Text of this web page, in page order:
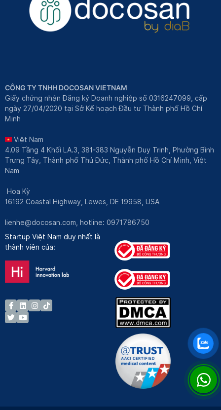
CÔNG TY TNHH DOCOSAN VIETNAM
Giấy chứng nhận Đăng ký Doanh nghiệp số 0316247099, cấp
ngày 27/04/2020 tại Sở Kế hoạch Đầu tư Thành phố Hồ Chí
Minh
Việt Nam
4.09 Tầng 4 Khối LA.3, 381-383 Nguyễn Duy Trinh, Phường Bình
Trưng Tây, Thành phố Thủ Đức, Thành phố Hồ Chí Minh, Việt
Nam
Hoa Kỳ
16192 Coastal Highway, Lewes, DE 19958, USA
lienhe@docosan.com , hotline: 0971786750
Startup Việt Nam duy nhất là
thành viên của: